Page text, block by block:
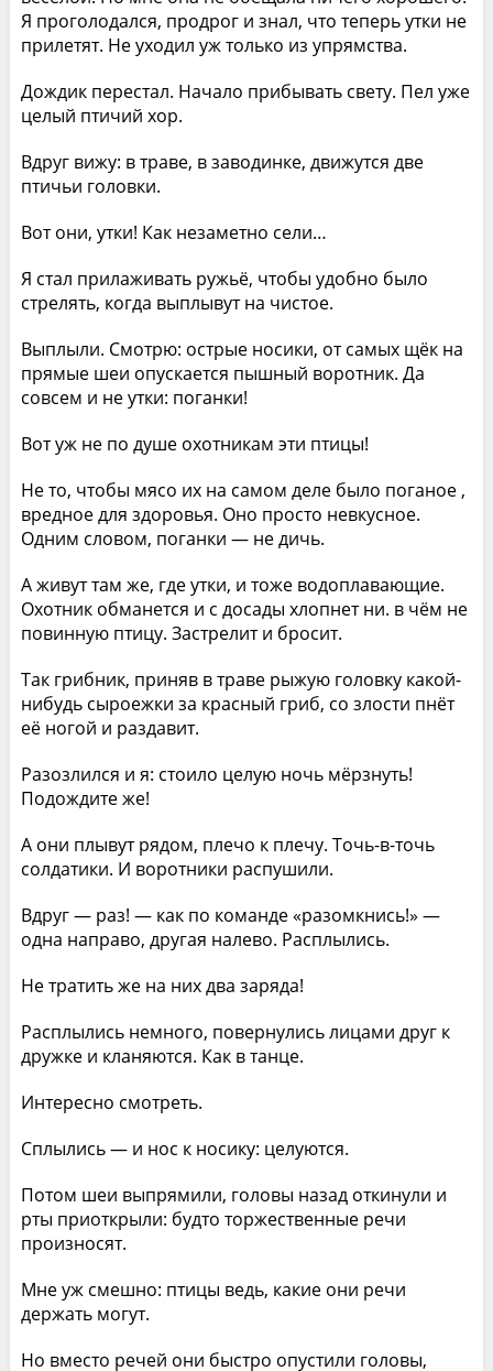
Я проголодался, продрог и знал, что теперь утки не
прилетят. Не уходил уж только из упрямства.
Дождик перестал. Начало прибывать свету. Пел уже
целый птичий хор.
Вдруг вижу: в траве, в заводинке, движутся две
птичьи головки.
Вот они, утки! Как незаметно сели…
Я стал прилаживать ружьё, чтобы удобно было
стрелять, когда выплывут на чистое.
Выплыли. Смотрю: острые носики, от самых щёк на
прямые шеи опускается пышный воротник. Да
совсем и не утки: поганки!
Вот уж не по душе охотникам эти птицы!
Не то, чтобы мясо их на самом деле было поганое ,
вредное для здоровья. Оно просто невкусное.
Одним словом, поганки — не дичь.
А живут там же, где утки, и тоже водоплавающие.
Охотник обманется и с досады хлопнет ни. в чём не
повинную птицу. Застрелит и бросит.
Так грибник, приняв в траве рыжую головку какой-
нибудь сыроежки за красный гриб, со злости пнёт
её ногой и раздавит.
Разозлился и я: стоило целую ночь мёрзнуть!
Подождите же!
А они плывут рядом, плечо к плечу. Точь-в-точь
солдатики. И воротники распушили.
Вдруг — раз! — как по команде «разомкнись!» —
одна направо, другая налево. Расплылись.
Не тратить же на них два заряда!
Расплылись немного, повернулись лицами друг к
дружке и кланяются. Как в танце.
Интересно смотреть.
Сплылись — и нос к носику: целуются.
Потом шеи выпрямили, головы назад откинули и
рты приоткрыли: будто торжественные речи
произносят.
Мне уж смешно: птицы ведь, какие они речи
держать могут.
Но вместо речей они быстро опустили головы,